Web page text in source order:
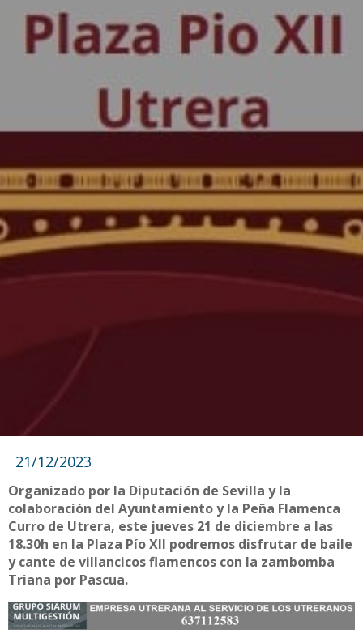
21/12/2023
Organizado por la Diputación de Sevilla y la
colaboración del Ayuntamiento y la Peña Flamenca
Curro de Utrera, este jueves 21 de diciembre a las
18.30h en la Plaza Pío XII podremos disfrutar de baile
y cante de villancicos flamencos con la zambomba
Triana por Pascua.